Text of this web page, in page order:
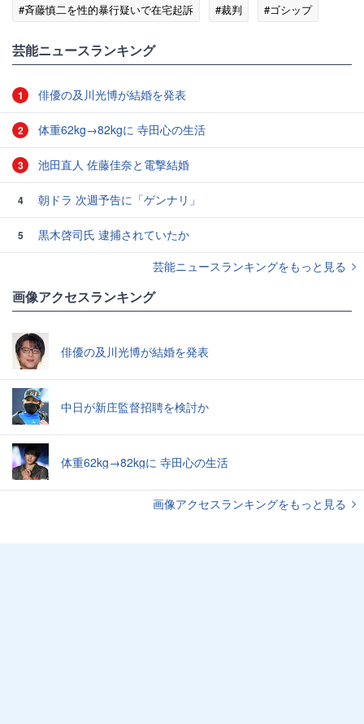
#斉藤慎二を性的暴行疑いで在宅起訴
#裁判 #ゴシップ
芸能ニュースランキング
1 俳優の及川光博が結婚を発表
2 体重62kg→82kgに 寺田心の生活
3 池田直人 佐藤佳奈と電撃結婚
4 朝ドラ 次週予告に「ゲンナリ」
5
黒木啓司氏 逮捕されていたか
芸能ニュースランキングをもっと見る
画像アクセスランキング
俳優の及川光博が結婚を発表
中日が新庄監督招聘を検討か
体重62kg→82kgに 寺田心の生活
画像アクセスランキングをもっと見る